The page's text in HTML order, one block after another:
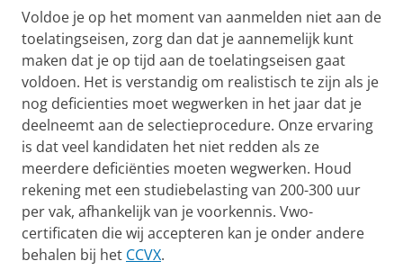
Voldoe je op het moment van aanmelden niet aan de
toelatingseisen, zorg dan dat je aannemelijk kunt
maken dat je op tijd aan de toelatingseisen gaat
voldoen. Het is verstandig om realistisch te zijn als je
nog deficienties moet wegwerken in het jaar dat je
deelneemt aan de selectieprocedure. Onze ervaring
is dat veel kandidaten het niet redden als ze
meerdere deficiënties moeten wegwerken. Houd
rekening met een studiebelasting van 200-300 uur
per vak, afhankelijk van je voorkennis. Vwo-
certificaten die wij accepteren kan je onder andere
behalen bij het CCVX.